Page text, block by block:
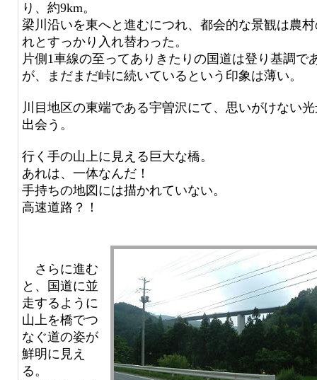
り、約9km。
梁川沿いを東へと進むにつれ、都会的な景観は農
れとすっかり入れ替わった。
片側1車線の至ってありきたりの国道は登り基調で
が、まだまだ峠に続いているという印象は薄い。
川目地区の東端である宇曽沢にて、思いがけない
出会う。
行く手の山上に見える巨大な橋。
あれは、一体なんだ！
手持ちの地図には描かれていない。
高速道路？！
さらに進む
と、国道に並
走するように
山上を橋でつ
なぐ道の姿が
鮮明に見え
る。